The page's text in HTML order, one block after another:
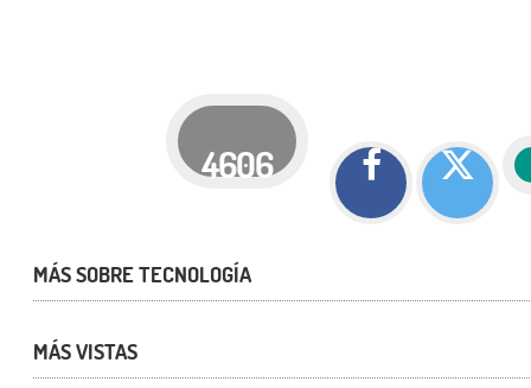
4606
MÁS SOBRE TECNOLOGÍA
MÁS VISTAS